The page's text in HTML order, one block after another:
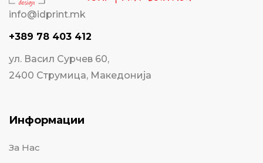
info@idprint.mk
+389 78 403 412
ул. Васил Сурчев 60,
2400 Струмица, Македонија
Информации
За Нас